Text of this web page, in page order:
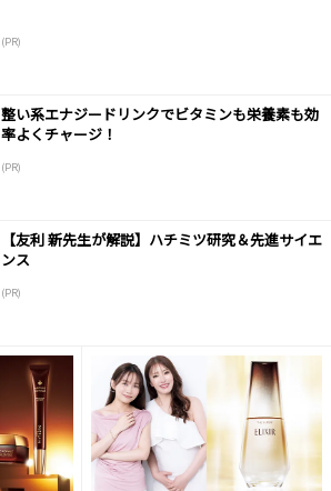
(PR)
整い系エナジードリンクでビタミンも栄養素も効
率よくチャージ！
(PR)
【友利 新先生が解説】ハチミツ研究＆先進サイエ
ンス
(PR)